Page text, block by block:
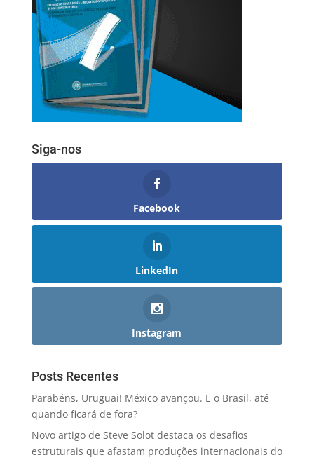
Siga-nos
Facebook
LinkedIn
Instagram
Posts Recentes
Parabéns, Uruguai! México avançou. E o Brasil, até
quando ficará de fora?
Novo artigo de Steve Solot destaca os desafios
estruturais que afastam produções internacionais do